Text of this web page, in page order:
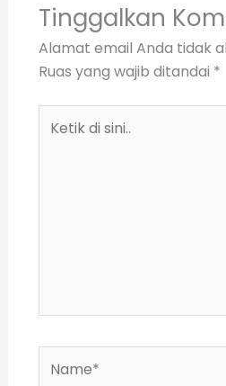
Tinggalkan
Alamat email Anda tidak
Ruas yang wajib ditandai *